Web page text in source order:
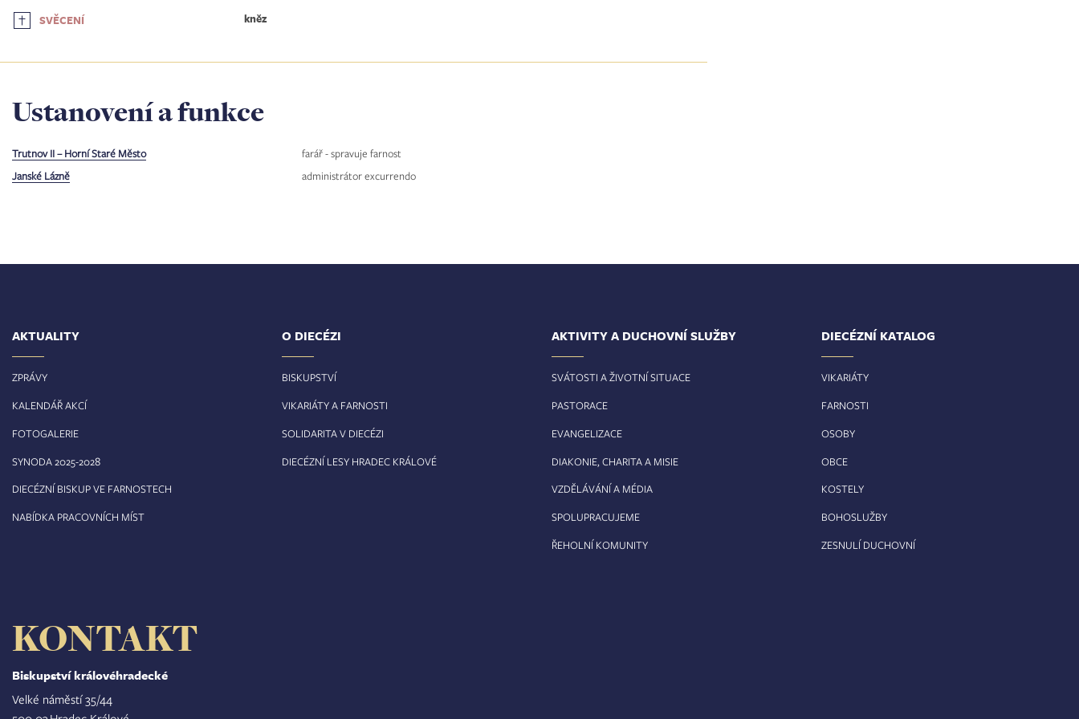
SVĚCENÍ kněz
Ustanovení a funkce
Trutnov II – Horní Staré Město
farář - spravuje farnost
Janské Lázně
administrátor excurrendo
AKTUALITY
ZPRÁVY
KALENDÁŘ AKCÍ
FOTOGALERIE
SYNODA 2025-2028
DIECÉZNÍ BISKUP VE FARNOSTECH
NABÍDKA PRACOVNÍCH MÍST
O DIECÉZI
BISKUPSTVÍ
VIKARIÁTY A FARNOSTI
SOLIDARITA V DIECÉZI
DIECÉZNÍ LESY HRADEC KRÁLOVÉ
AKTIVITY A DUCHOVNÍ SLUŽBY
SVÁTOSTI A ŽIVOTNÍ SITUACE
PASTORACE
EVANGELIZACE
DIAKONIE, CHARITA A MISIE
VZDĚLÁVÁNÍ A MÉDIA
SPOLUPRACUJEME
ŘEHOLNÍ KOMUNITY
DIECÉZNÍ KATALOG
VIKARIÁTY
FARNOSTI
OSOBY
OBCE
KOSTELY
BOHOSLUŽBY
ZESNULÍ DUCHOVNÍ
KONTAKT
Biskupství královéhradecké
Velké náměstí 35/44